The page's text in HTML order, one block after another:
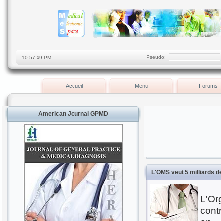
Pseudo:
Accueil Menu Forums
American Journal GPMD
L'OMS veut 5 milliards